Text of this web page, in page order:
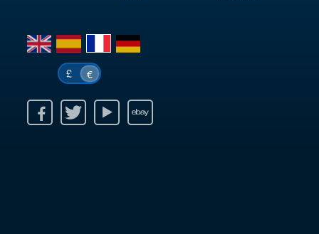
en es fr de
£ €
Youtube Ebay